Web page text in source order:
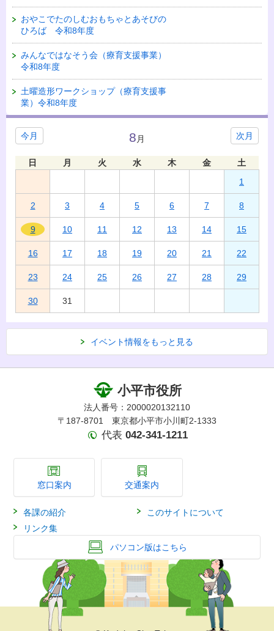
おやこでたのしむおもちゃとあそびの
ひろば 令和8年度
みんなではなそう会（療育支援事業）
令和8年度
土曜造形ワークショップ（療育支援事
業）令和8年度
今月 次月
8 月
日 月 火 水 木 金
土
1
2 3 4 5 6 7 8
9 10 11 12 13 14 15
16 17 18 19 20 21 22
23 24 25 26 27 28 29
30 31
イベント情報をもっと見る
小平市役所
法人番号：2000020132110
〒187-8701 東京都小平市小川町2-1333
代表 042-341-1211
窓口案内 交通案内
各課の紹介
このサイトについて
リンク集
パソコン版はこちら